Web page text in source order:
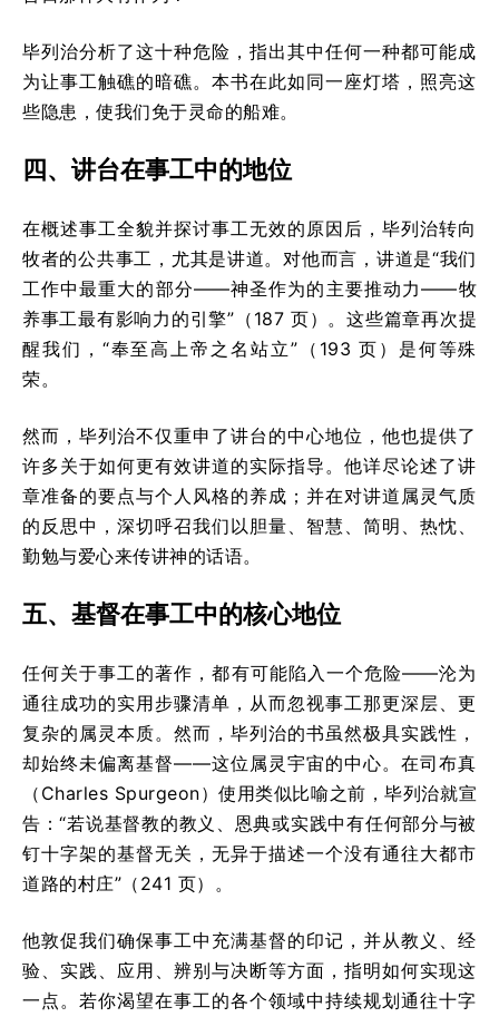
毕列治分析了这十种危险，指出其中任何一种都可能成
为让事工触礁的暗礁。本书在此如同一座灯塔，照亮这
些隐患，使我们免于灵命的船难。
四、讲台在事工中的地位
在概述事工全貌并探讨事工无效的原因后，毕列治转向
牧者的公共事工，尤其是讲道。对他而言，讲道是“我们
工作中最重大的部分——神圣作为的主要推动力——牧
养事工最有影响力的引擎”（187 页）。这些篇章再次提
醒我们，“奉至高上帝之名站立”（193 页）是何等殊
荣。
然而，毕列治不仅重申了讲台的中心地位，他也提供了
许多关于如何更有效讲道的实际指导。他详尽论述了讲
章准备的要点与个人风格的养成；并在对讲道属灵气质
的反思中，深切呼召我们以胆量、智慧、简明、热忱、
勤勉与爱心来传讲神的话语。
五、基督在事工中的核心地位
任何关于事工的著作，都有可能陷入一个危险——沦为
通往成功的实用步骤清单，从而忽视事工那更深层、更
复杂的属灵本质。然而，毕列治的书虽然极具实践性，
却始终未偏离基督——这位属灵宇宙的中心。在司布真
（Charles Spurgeon）使用类似比喻之前，毕列治就宣
告：“若说基督教的教义、恩典或实践中有任何部分与被
钉十字架的基督无关，无异于描述一个没有通往大都市
道路的村庄”（241 页）。
他敦促我们确保事工中充满基督的印记，并从教义、经
验、实践、应用、辨别与决断等方面，指明如何实现这
一点。若你渴望在事工的各个领域中持续规划通往十字